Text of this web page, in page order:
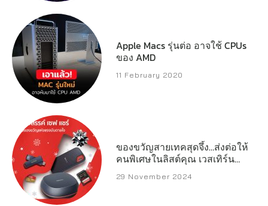
Apple Macs รุ่นต่อ อาจใช้ CPUs
ของ AMD
11 February 2020
ของขวัญสายเทคสุดจึ้ง…ส่งต่อให้
คนพิเศษในลิสต์คุณ เวสเทิร์น
ดิจิตอล เปิดลิสต์สตอเรจ
ประสิทธิภาพสูงที่พร้อมเสริ์ฟทุก
29 November 2024